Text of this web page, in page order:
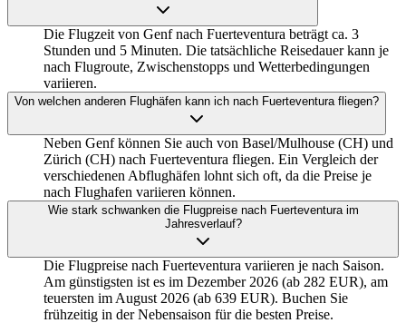
Die Flugzeit von Genf nach Fuerteventura beträgt ca. 3
Stunden und 5 Minuten. Die tatsächliche Reisedauer kann je
nach Flugroute, Zwischenstopps und Wetterbedingungen
variieren.
Von welchen anderen Flughäfen kann ich nach Fuerteventura fliegen?
Neben Genf können Sie auch von Basel/Mulhouse (CH) und
Zürich (CH) nach Fuerteventura fliegen. Ein Vergleich der
verschiedenen Abflughäfen lohnt sich oft, da die Preise je
nach Flughafen variieren können.
Wie stark schwanken die Flugpreise nach Fuerteventura im
Jahresverlauf?
Die Flugpreise nach Fuerteventura variieren je nach Saison.
Am günstigsten ist es im Dezember 2026 (ab 282 EUR), am
teuersten im August 2026 (ab 639 EUR). Buchen Sie
frühzeitig in der Nebensaison für die besten Preise.